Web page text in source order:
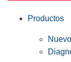
Productos